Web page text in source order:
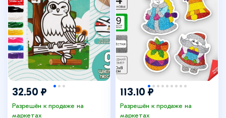
32.50 ₽
Разрешён к продаже на
маркетах
113.10 ₽
Разрешён к продаже на
маркетах